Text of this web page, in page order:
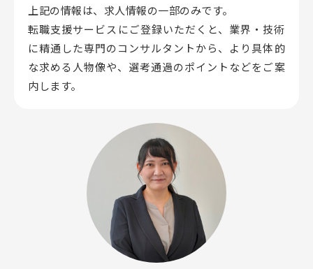
上記の情報は、求人情報の一部のみです。
転職支援サービスにご登録いただくと、業界・技術
に精通した専門のコンサルタントから、 より具体的
な求める人物像や、選考通過のポイントなどをご案
内します。